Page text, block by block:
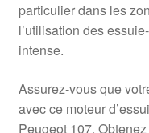
particulier dans les
l’utilisation des
intense.
Assurez-vous que
avec ce moteur
Peugeot 107.